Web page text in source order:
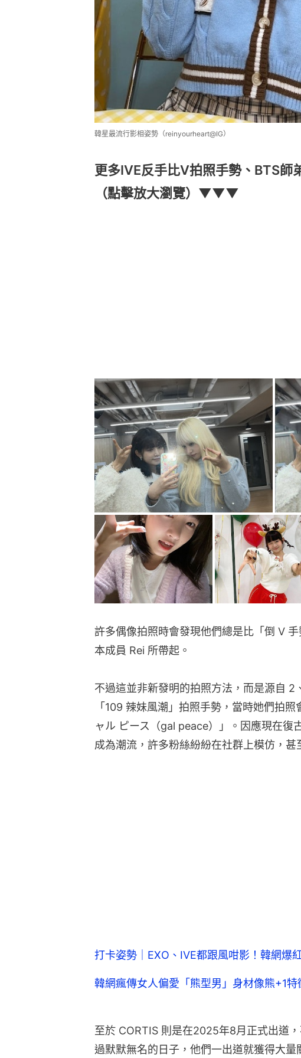
韓星最流行影相姿勢（reinyourheart@IG）
更多IVE反手比V拍照手勢、BTS師
（點擊放大瀏覽）▼▼▼
許多偶像拍照時會發現他們總是比「倒 V
本成員 Rei 所帶起。
不過這並非新發明的拍照方法，而是源自 2
「109 辣妹風潮」拍照手勢，當時她們拍
ャル ピース（gal peace）」。因應現在復
成為潮流，許多粉絲紛紛在社群上模仿，甚
打卡姿勢｜EXO、IVE都跟風咁影！韓網爆
韓網瘋傳女人偏愛「熊型男」身材像熊+1
至於 CORTIS 則是在2025年8月正式出道
過默默無名的日子，他們一出道就獲得大